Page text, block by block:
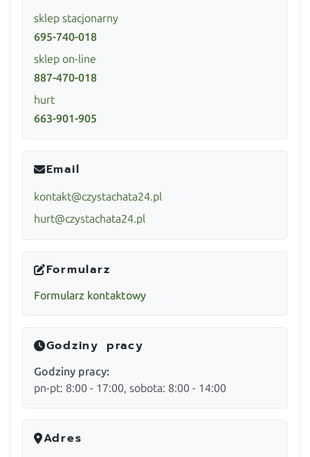
sklep stacjonarny
695-740-018
sklep on-line
887-470-018
hurt
663-901-905
Email
kontakt@czystachata24.pl
hurt@czystachata24.pl
Formularz
Formularz kontaktowy
Godziny pracy
Godziny pracy:
pn-pt: 8:00 - 17:00, sobota: 8:00 - 14:00
Adres